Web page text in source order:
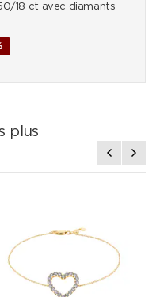
18 ct avec diamants
plus